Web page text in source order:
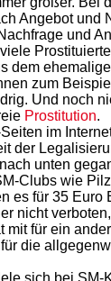
Angebot und
und
dem
zum
Und noch
Prostitution.
im
der
unten
Clubs wie
es für 35 Euro
nicht
mit für ein
die
sich bei SM-